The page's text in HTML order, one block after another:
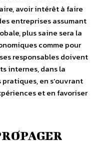
avoir intérêt à faire
entreprises assumant
plus saine sera la
comme pour
responsables doivent
internes, dans la
en s’ouvrant
et en favoriser